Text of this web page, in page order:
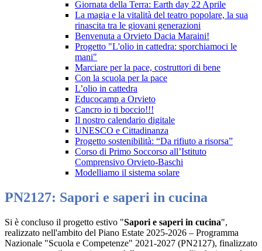
Giornata della Terra: Earth day 22 Aprile
La magia e la vitalità del teatro popolare, la sua
rinascita tra le giovani generazioni
Benvenuta a Orvieto Dacia Maraini!
Progetto "L'olio in cattedra: sporchiamoci le
mani"
Marciare per la pace, costruttori di bene
Con la scuola per la pace
L’olio in cattedra
Educocamp a Orvieto
Cancro io ti boccio!!!
Il nostro calendario digitale
UNESCO e Cittadinanza
Progetto sostenibilità: “Da rifiuto a risorsa”
Corso di Primo Soccorso all’Istituto
Comprensivo Orvieto-Baschi
Modelliamo il sistema solare
PN2127: Sapori e saperi in cucina
Si è concluso il progetto estivo "Sapori e saperi in cucina",
realizzato nell'ambito del Piano Estate 2025-2026 – Programma
Nazionale "Scuola e Competenze" 2021-2027 (PN2127), finalizzato